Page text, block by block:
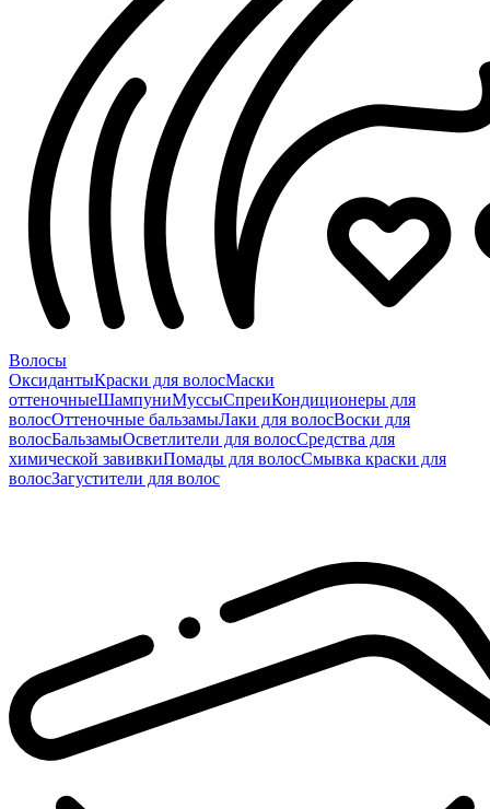
Волосы
ОксидантыКраски для волосМаски
оттеночныеШампуниМуссыСпреиКондиционеры для
волосОттеночные бальзамыЛаки для волосВоски для
волосБальзамыОсветлители для волосСредства для
химической завивкиПомады для волосСмывка краски для
волосЗагустители для волос